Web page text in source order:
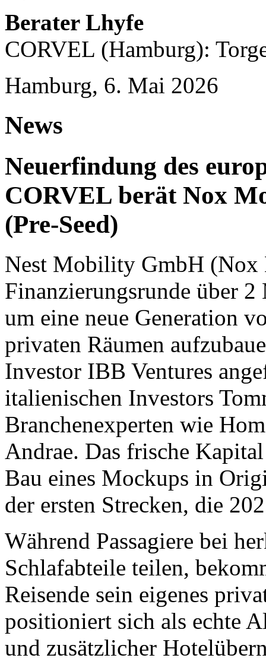
Berater Lhyfe
CORVEL (Hamburg):
Hamburg, 6. Mai 2026
News
Neuerfindung des
CORVEL berät Nox
(Pre-Seed)
Nest Mobility GmbH (Nox
Finanzierungsrunde über
um eine neue Generation
privaten Räumen
Investor IBB Ventures
italienischen Investors
Branchenexperten wie
Andrae. Das frische
Bau eines Mockups in
der ersten Strecken, die
Während Passagiere bei
Schlafabteile teilen,
Reisende sein eigenes
positioniert sich als echte
und zusätzlicher